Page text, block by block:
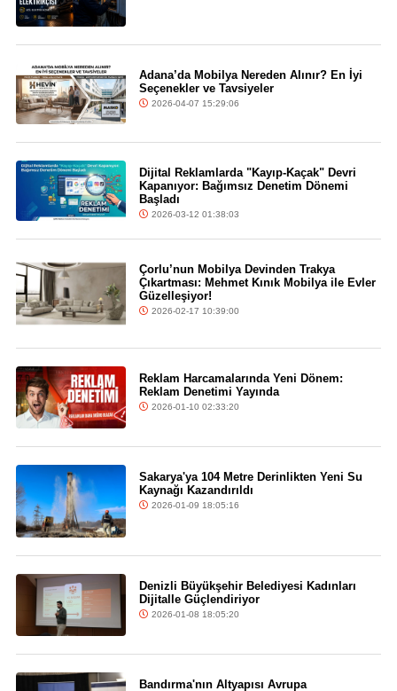
Adana’da Mobilya Nereden Alınır? En İyi
Seçenekler ve Tavsiyeler
2026-04-07 15:29:06
Dijital Reklamlarda "Kayıp-Kaçak" Devri
Kapanıyor: Bağımsız Denetim Dönemi
Başladı
2026-03-12 01:38:03
Çorlu’nun Mobilya Devinden Trakya
Çıkartması: Mehmet Kınık Mobilya ile Evler
Güzelleşiyor!
2026-02-17 10:39:00
Reklam Harcamalarında Yeni Dönem:
Reklam Denetimi Yayında
2026-01-10 02:33:20
Sakarya'ya 104 Metre Derinlikten Yeni Su
Kaynağı Kazandırıldı
2026-01-09 18:05:16
Denizli Büyükşehir Belediyesi Kadınları
Dijitalle Güçlendiriyor
2026-01-08 18:05:20
Bandırma'nın Altyapısı Avrupa